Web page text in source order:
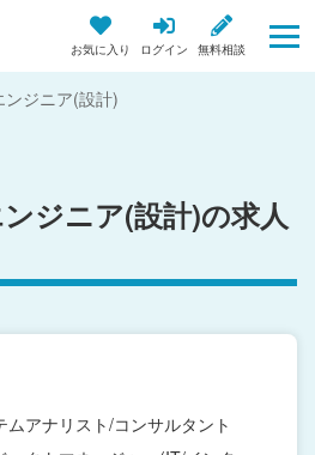
お気に入り ログイン 無料相談
ンジニア(設計)
ジニア(設計)の求人
ムアナリスト/コンサルタント